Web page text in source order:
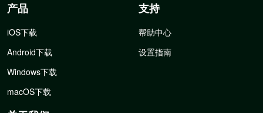
产品
iOS下载
Android下载
Windows下载
macOS下载
支持
帮助中心
设置指南